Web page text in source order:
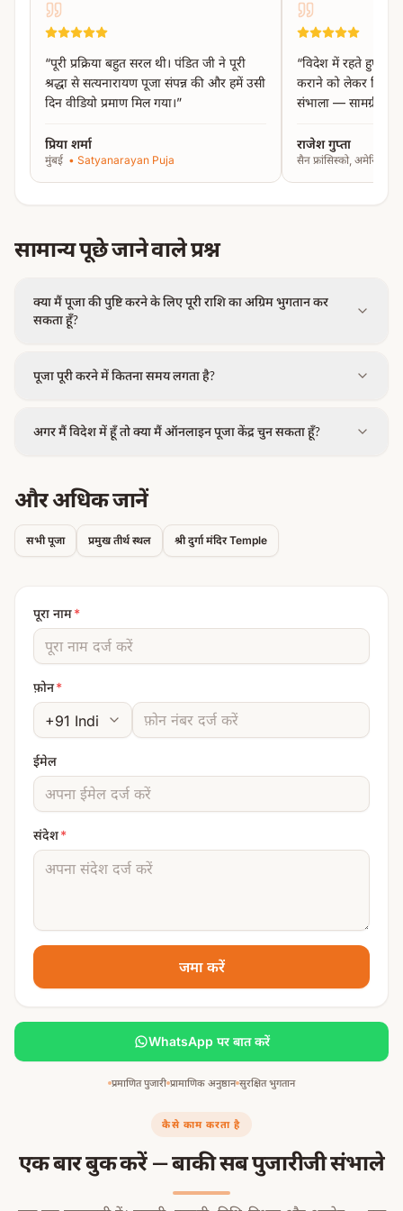
“पूरी प्रक्रिया बहुत सरल थी। पंडित जी ने पूरी
श्रद्धा से सत्यनारायण पूजा संपन्न की और हमें उसी
दिन वीडियो प्रमाण मिल गया।”
प्रिया शर्मा
मुंबई • Satyanarayan Puja
“विदेश में रहते हुए
कराने को लेकर
संभाला — सामग्री से
राजेश गुप्ता
सैन फ्रांसिस्को, अमेरिका
सामान्य पूछे जाने वाले प्रश्न
क्या मैं पूजा की पुष्टि करने के लिए पूरी राशि का अग्रिम भुगतान कर
सकता हूँ?
पूजा पूरी करने में कितना समय लगता है?
अगर मैं विदेश में हूँ तो क्या मैं ऑनलाइन पूजा केंद्र चुन सकता हूँ?
और अधिक जानें
सभी पूजा प्रमुख तीर्थ स्थल श्री दुर्गा मंदिरTemple
पूरा नाम*
फ़ोन*
ईमेल
संदेश*
जमा करें
WhatsApp पर बात करें
प्रमाणित पुजारी प्रामाणिक अनुष्ठान सुरक्षित भुगतान
कैसे काम करता है
एक बार बुक करें — बाकी सब पुजारीजी संभाले